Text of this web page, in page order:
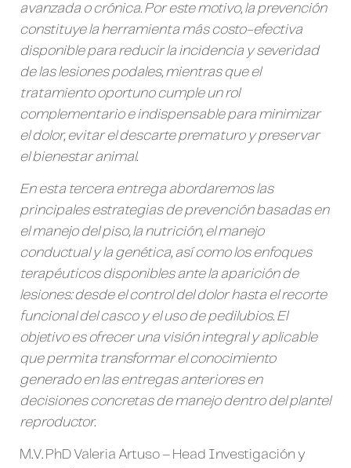
avanzada o crónica. Por este motivo, la prevención
constituye la herramienta más costo-efectiva
disponible para reducir la incidencia y severidad
de las lesiones podales, mientras que el
tratamiento oportuno cumple un rol
complementario e indispensable para minimizar
el dolor, evitar el descarte prematuro y preservar
el bienestar animal.
En esta tercera entrega abordaremos las
principales estrategias de prevención basadas en
el manejo del piso, la nutrición, el manejo
conductual y la genética, así como los enfoques
terapéuticos disponibles ante la aparición de
lesiones: desde el control del dolor hasta el recorte
funcional del casco y el uso de pedilubios. El
objetivo es ofrecer una visión integral y aplicable
que permita transformar el conocimiento
generado en las entregas anteriores en
decisiones concretas de manejo dentro del plantel
reproductor.
M.V. PhD Valeria Artuso – Head Investigación y